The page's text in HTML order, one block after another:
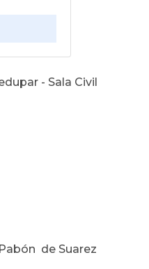
- Sala Civil
de Suarez